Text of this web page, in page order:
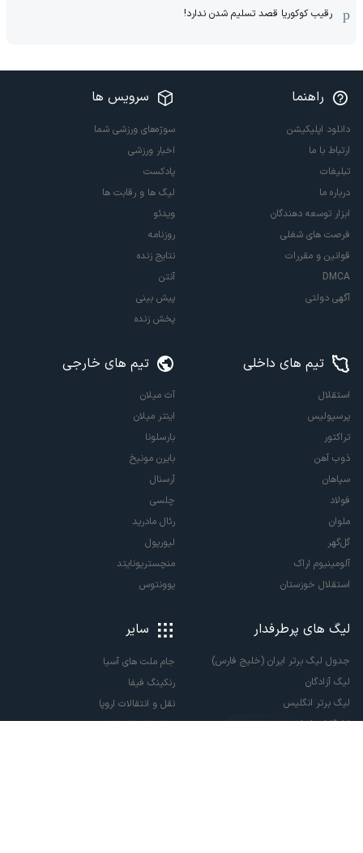
رقیب کوکوریا قصد تسلیم شدن ندارد!
راهنما
دانلود اپلیکیشن
ارتباط با ما
تبلیغات
درباره ما
ابزار توسعه دهندگان
فرصت های شغلی
قوانین و مقررات
DMCA
آگهی دولتی
سرویس ها
سوژه‌های ورزشی شما
اخبار ورزشی
پادکست
لیگ ها و رقابت ها
ویدئو
روزنامه
نتایج زنده
آنتن
پیش بینی
پخش زنده
تیم های داخلی
استقلال
پرسپولیس
تراکتور
ذوب آهن
سپاهان
فولاد
ملوان
گل‌گهر
آلومینیوم اراک
استقلال خوزستان
تیم های خارجی
آث میلان
اینتر میلان
بارسلونا
بایرن مونیخ
آرسنال
چلسی
رئال مادرید
لیورپول
منچستریونایتد
یوونتوس
لیگ های پرطرفدار
جدول لیگ برتر ایران (خلیج فارس)
لیگ آزادگان
لیگ برتر انگلیس
لالیگا اسپانیا
سایر
جام ملت های آسیا
رنکینگ فیفا
نقل و انتقالات اروپا
نقل و انتقالات ایران